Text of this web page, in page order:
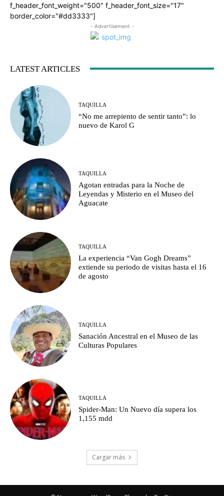
f_header_font_weight="500" f_header_font_size="17"
border_color="#dd3333"]
- Advertisement -
LATEST ARTICLES
TAQUILLA
“No me arrepiento de sentir tanto”: lo
nuevo de Karol G
TAQUILLA
Agotan entradas para la Noche de
Leyendas y Misterio en el Museo del
Aguacate
TAQUILLA
La experiencia “Van Gogh Dreams”
extiende su periodo de visitas hasta el 16
de agosto
TAQUILLA
Sanación Ancestral en el Museo de las
Culturas Populares
TAQUILLA
Spider-Man: Un Nuevo día supera los
1,155 mdd
Cargar más